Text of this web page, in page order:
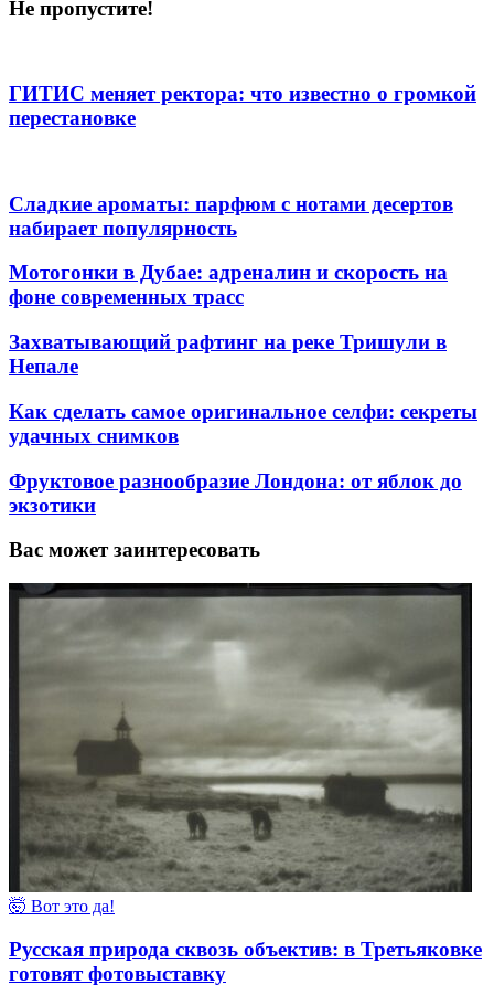
Не пропустите!
ГИТИС меняет ректора: что известно о громкой
перестановке
Сладкие ароматы: парфюм с нотами десертов
набирает популярность
Мотогонки в Дубае: адреналин и скорость на
фоне современных трасс
Захватывающий рафтинг на реке Тришули в
Непале
Как сделать самое оригинальное селфи: секреты
удачных снимков
Фруктовое разнообразие Лондона: от яблок до
экзотики
Вас может заинтересовать
🤯 Вот это да!
Русская природа сквозь объектив: в Третьяковке
готовят фотовыставку